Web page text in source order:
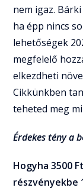
nem igaz.
ha épp nincs
lehetőségek
megfelelő
elkezdheti
Cikkünkben
teheted meg
Érdekes tény a
Hogyha 3500
részvényekbe